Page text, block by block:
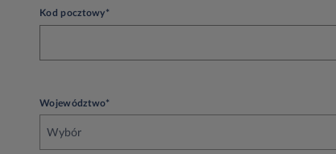
Kod pocztowy*
Województwo*
Wybór